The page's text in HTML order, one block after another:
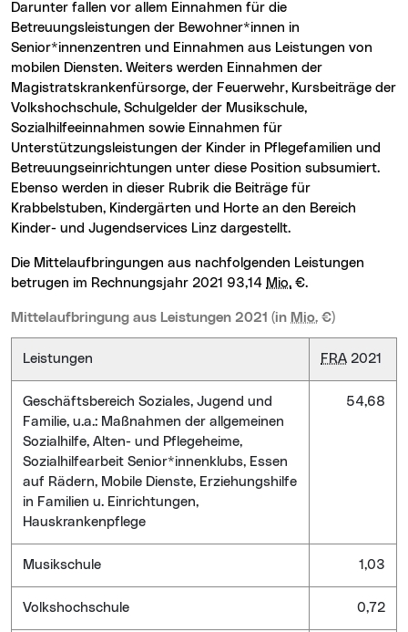
Darunter fallen vor allem Einnahmen für die
Betreuungsleistungen der Bewohner*innen in
Senior*innenzentren und Einnahmen aus Leistungen von
mobilen Diensten. Weiters werden Einnahmen der
Magistratskrankenfürsorge, der Feuerwehr, Kursbeiträge der
Volkshochschule, Schulgelder der Musikschule,
Sozialhilfeeinnahmen sowie Einnahmen für
Unterstützungsleistungen der Kinder in Pflegefamilien und
Betreuungseinrichtungen unter diese Position subsumiert.
Ebenso werden in dieser Rubrik die Beiträge für
Krabbelstuben, Kindergärten und Horte an den Bereich
Kinder- und Jugendservices Linz dargestellt.
Die Mittelaufbringungen aus nachfolgenden Leistungen
betrugen im Rechnungsjahr 2021 93,14 Mio. €.
Mittelaufbringung aus Leistungen 2021 (in Mio. €)
Leistungen FRA 2021
Geschäftsbereich Soziales, Jugend und
Familie, u.a.: Maßnahmen der allgemeinen
Sozialhilfe, Alten- und Pflegeheime,
Sozialhilfearbeit Senior*innenklubs, Essen
auf Rädern, Mobile Dienste, Erziehungshilfe
in Familien u. Einrichtungen,
Hauskrankenpflege
54,68
Musikschule 1,03
Volkshochschule 0,72